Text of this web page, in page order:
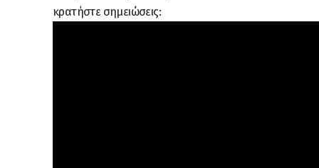
κρατήστε σημειώσεις: